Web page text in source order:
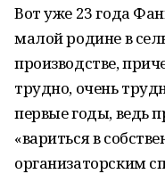
Вот уже 23 года
малой родине в
производстве,
трудно, очень
первые годы, ведь
«вариться в
организаторским